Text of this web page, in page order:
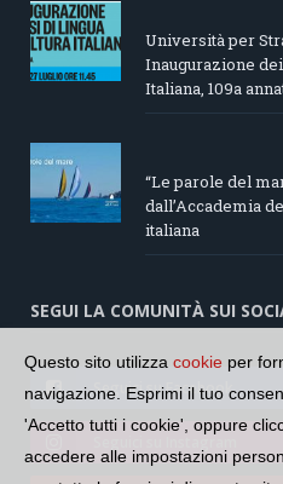
Università per
Inaugurazione
Italiana, 109a
“Le parole del
dall’Accademia
italiana
SEGUI LA COMUNITÀ SUI
Seguici su Facebook
Questo sito utilizza cookie per
navigazione. Esprimi il tuo
'Accetto tutti i cookie', oppure
accedere alle impostazioni